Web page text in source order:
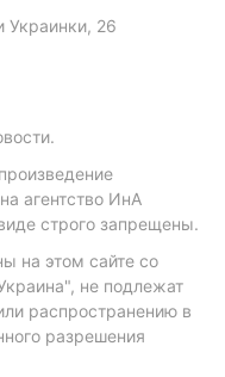
Украинки, 26
агентство ИнА
строго запрещены.
на этом сайте со
не подлежат
распространению в
разрешения